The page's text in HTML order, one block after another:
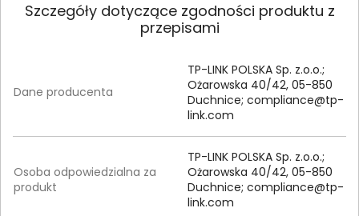
Szczegóły dotyczące zgodności produktu z
przepisami
Dane producenta
TP-LINK POLSKA Sp. z.o.o.;
Ożarowska 40/42, 05-850
Duchnice; compliance@tp-
link.com
Osoba odpowiedzialna za
produkt
TP-LINK POLSKA Sp. z.o.o.;
Ożarowska 40/42, 05-850
Duchnice; compliance@tp-
link.com